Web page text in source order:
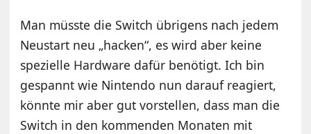
Man müsste die Switch übrigens nach jedem
Neustart neu „hacken“, es wird aber keine
spezielle Hardware dafür benötigt. Ich bin
gespannt wie Nintendo nun darauf reagiert,
könnte mir aber gut vorstellen, dass man die
Switch in den kommenden Monaten mit